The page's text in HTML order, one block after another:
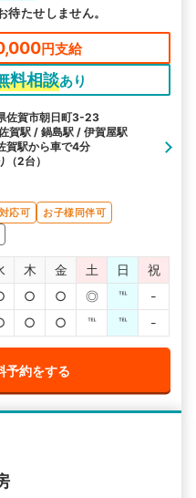
たせしません。
円支給
料相談あり
佐賀市朝日町3-23
賀駅 / 鍋島駅 / 伊賀屋駅
賀駅から車で4分
（2台）
応可
お子様同伴可
木 金 土 日
祝
○ ○ ◎ ℡
-
○ ○ ℡ ℡ -
予約をする